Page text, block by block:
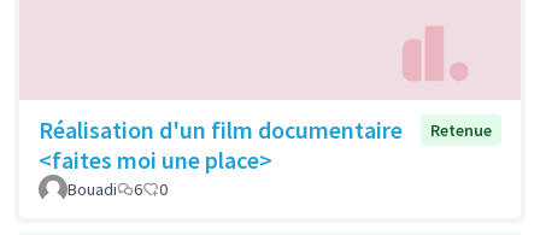
Réalisation d'un film documentaire
<faites moi une place>
Retenue
Bouadi 6 0